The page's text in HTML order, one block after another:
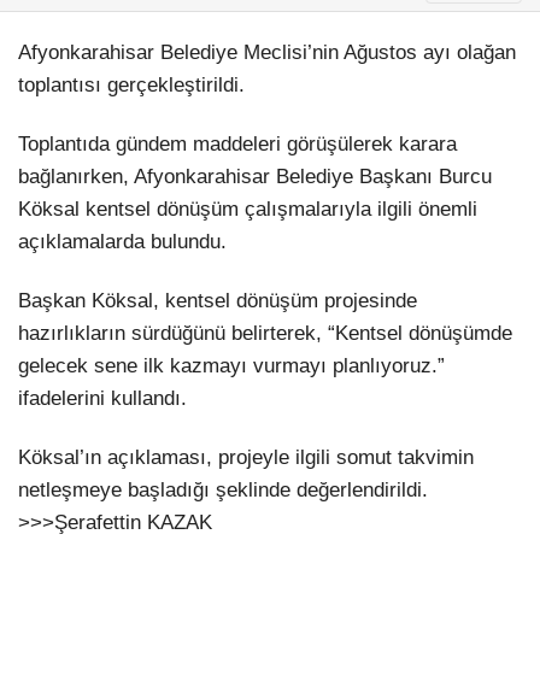
Afyonkarahisar Belediye Meclisi’nin Ağustos ayı olağan
toplantısı gerçekleştirildi.
Toplantıda gündem maddeleri görüşülerek karara
bağlanırken, Afyonkarahisar Belediye Başkanı Burcu
Köksal kentsel dönüşüm çalışmalarıyla ilgili önemli
açıklamalarda bulundu.
Başkan Köksal, kentsel dönüşüm projesinde
hazırlıkların sürdüğünü belirterek, “Kentsel dönüşümde
gelecek sene ilk kazmayı vurmayı planlıyoruz.”
ifadelerini kullandı.
Köksal’ın açıklaması, projeyle ilgili somut takvimin
netleşmeye başladığı şeklinde değerlendirildi.
>>>Şerafettin KAZAK